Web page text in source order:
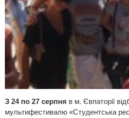
З 24 по 27 серпня в м. Євпаторії
мультифестивалю «Студентська